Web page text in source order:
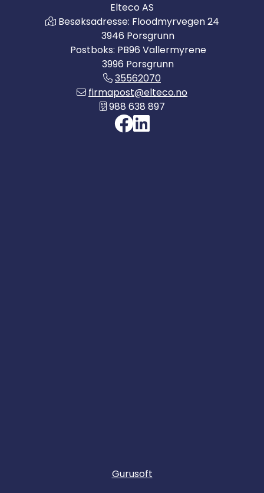
Elteco AS
Besøksadresse: Floodmyrvegen 24
3946 Porsgrunn
Postboks: PB96 Vallermyrene
3996 Porsgrunn
35562070
firmapost@elteco.no
988 638 897
Gurusoft